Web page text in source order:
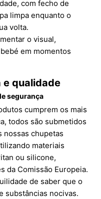
com fecho de
limpa enquanto o
volta.
o visual,
em momentos
e qualidade
segurança
cumprem os mais
todos são submetidos
nossas chupetas
materiais
ou silicone,
da Comissão Europeia.
de saber que o
substâncias nocivas.